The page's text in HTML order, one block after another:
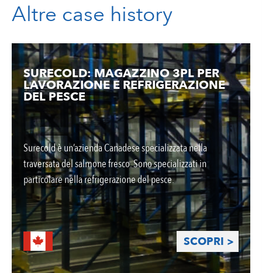
Altre case history
SURECOLD: MAGAZZINO 3PL PER
LAVORAZIONE E REFRIGERAZIONE
DEL PESCE
Surecold è un’azienda Canadese specializzata nella
traversata del salmone fresco. Sono specializzati in
particolare nella refrigerazione del pesce.
SCOPRI >